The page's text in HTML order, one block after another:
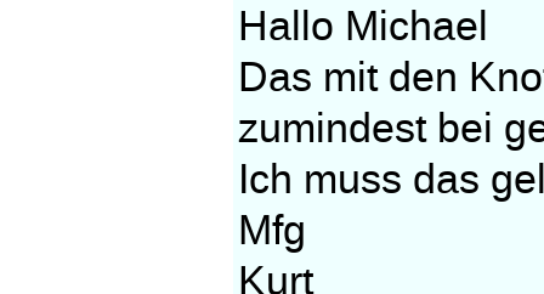
Hallo Michael
Das mit den
zumindest bei
Ich muss das
Mfg
Kurt